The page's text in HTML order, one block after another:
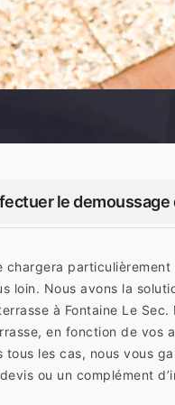
le demoussage
chargera
loin. Nous avons la
à Fontaine Le
en fonction de
tous les cas, nous vous
ou un complément